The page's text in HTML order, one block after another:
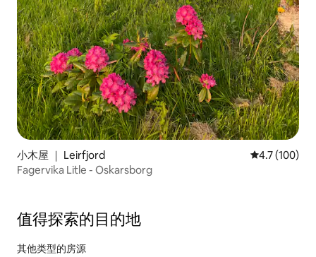
小木屋 ｜ Leirfjord 平均评分 4.7
4.7 (100)
Fagervika Litle - Oskarsborg
值得探索的目的地
其他类型的房源